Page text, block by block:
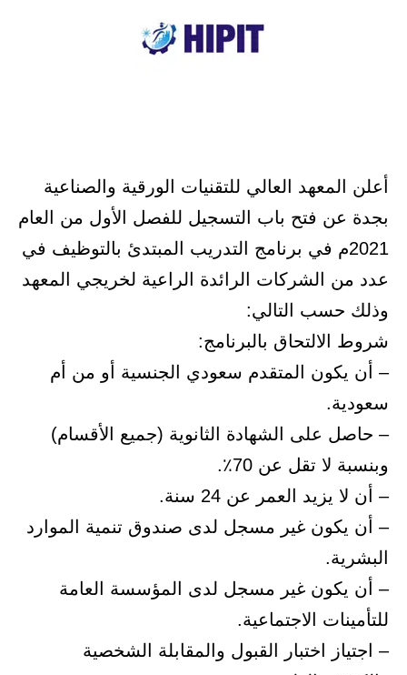
أعلن المعهد العالي للتقنيات الورقية والصناعية
بجدة عن فتح باب التسجيل للفصل الأول من العام
2021م في برنامج التدريب المبتدئ بالتوظيف في
عدد من الشركات الرائدة الراعية لخريجي المعهد
وذلك حسب التالي:
شروط الالتحاق بالبرنامج:
– أن يكون المتقدم سعودي الجنسية أو من أم
سعودية.
– حاصل على الشهادة الثانوية (جميع الأقسام)
وبنسبة لا تقل عن 70٪.
– أن لا يزيد العمر عن 24 سنة.
– أن يكون غير مسجل لدى صندوق تنمية الموارد
البشرية.
– أن يكون غير مسجل لدى المؤسسة العامة
للتأمينات الاجتماعية.
– اجتياز اختبار القبول والمقابلة الشخصية